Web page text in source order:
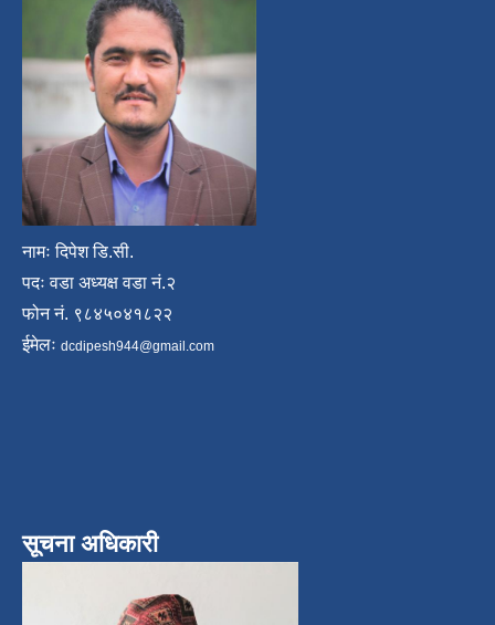
नामः दिपेश डि.सी.
पदः वडा अध्यक्ष वडा नं.२
फोन नं. ९८४५०४१८२२
ईमेलः dcdipesh944@gmail.com
सूचना अधिकारी